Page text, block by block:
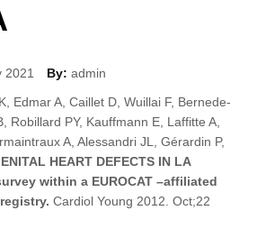
2021 By: admin
Edmar A, Caillet D, Wuillai F, Bernede-
Robillard PY, Kauffmann E, Laffitte A,
A, Alessandri JL, Gérardin P,
HEART DEFECTS IN LA
within a EUROCAT –affiliated
Cardiol Young 2012. Oct;22